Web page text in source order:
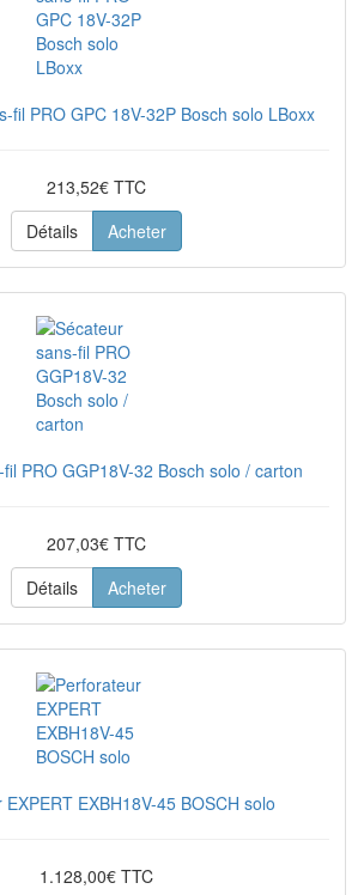
fil PRO GPC 18V-32P Bosch solo LBoxx
213,52€ TTC
Détails
Acheter
PRO GGP18V-32 Bosch solo / carton
207,03€ TTC
Détails
Acheter
EXBH18V-45 BOSCH solo
1.128,00€ TTC